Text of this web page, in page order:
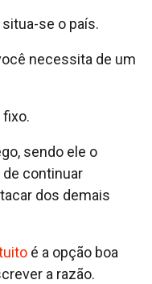
se o país.
necessita de um
sendo ele o
de continuar
dos demais
é a opção boa
a razão.